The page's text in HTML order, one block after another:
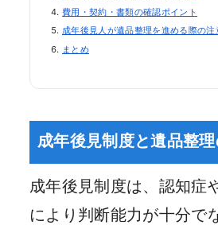
費用・契約・書類の確認ポイント
成年後見人が遺品整理を進める際の注
まとめ
成年後見制度と遺品整
成年後見制度は、認知症
により判断能力が十分で